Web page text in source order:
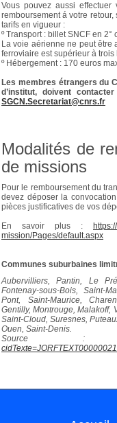
Vous pouvez aussi
remboursement á votre
tarifs en vigueur :
º Transport : billet SNCF en 2°
La voie aérienne ne peut être
ferroviaire est supérieur à trois
º Hébergement : 170 euros
Les membres étrangers du
d’institut, doivent
SGCN.Secretariat@cnrs.fr
Modalités de
de missions
Pour le remboursement du
devez déposer la
pièces justificatives de vos
En savoir plus :
mission/Pages/default.aspx
Communes suburbaines
Aubervilliers, Pantin, Le
Fontenay-sous-Bois, Saint-
Pont, Saint-Maurice,
Gentilly, Montrouge, Malakoff,
Saint-Cloud, Suresnes,
Ouen, Saint-Denis.
Source